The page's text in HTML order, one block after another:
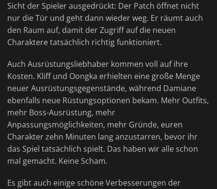
Sicht der Spieler ausgedrückt: Der Patch öffnet nicht
nur die Tür und geht dann wieder weg. Er räumt auch
den Raum auf, damit der Zugriff auf die neuen
Charaktere tatsächlich richtig funktioniert.
Auch Ausrüstungsliebhaber kommen voll auf ihre
Kosten. Kliff und Oongka erhielten eine große Menge
neuer Ausrüstungsgegenstände, während Damiane
ebenfalls neue Rüstungsoptionen bekam. Mehr Outfits,
mehr Boss-Ausrüstung, mehr
Anpassungsmöglichkeiten, mehr Gründe, euren
Charakter zehn Minuten lang anzustarren, bevor ihr
das Spiel tatsächlich spielt. Das haben wir alle schon
mal gemacht. Keine Scham.
Es gibt auch einige schöne Verbesserungen der